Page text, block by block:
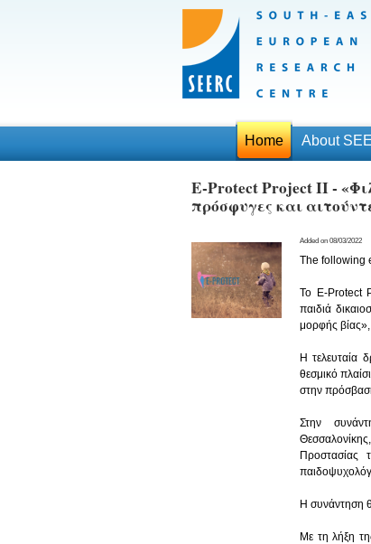
Home About
E-Protect Project II -
πρόσφυγες και
Added on 08/03/2022
The following
Το E-Protect
παιδιά
μορφής
Η τελευταία
θεσμικό
στην
Στην
Προστασίας
Η συνάντηση
Με τη λήξη